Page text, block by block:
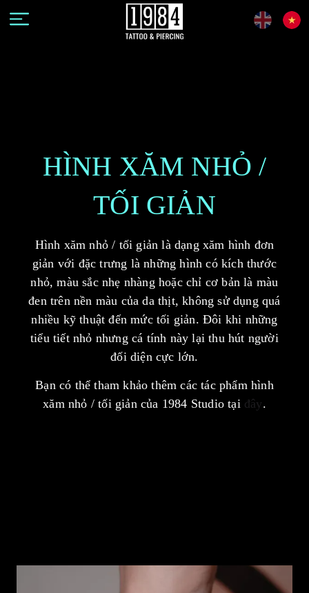
HÌNH XĂM NHỎ /
TỐI GIẢN
Hình xăm nhỏ / tối giản là dạng xăm hình đơn
giản với đặc trưng là những hình có kích thước
nhỏ, màu sắc nhẹ nhàng hoặc chỉ cơ bản là màu
đen trên nền màu của da thịt, không sử dụng quá
nhiều kỹ thuật đến mức tối giản. Đôi khi những
tiểu tiết nhỏ nhưng cá tính này lại thu hút người
đối diện cực lớn.
Bạn có thể tham khảo thêm các tác phẩm hình
xăm nhỏ / tối giản của 1984 Studio tại đây.